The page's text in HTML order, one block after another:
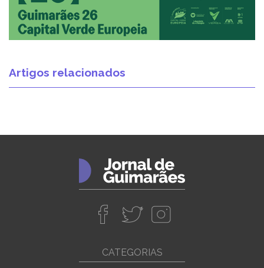
Artigos relacionados
CATEGORIAS